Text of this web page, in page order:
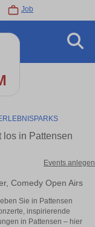
Job
los in Pattensen
Events anlegen
Comedy Open Airs
Sie in Pattensen
inspirierende
in Pattensen – hier